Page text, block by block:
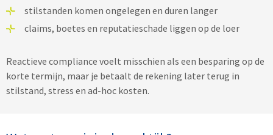
stilstanden komen ongelegen en duren langer
claims, boetes en reputatieschade liggen op de loer
Reactieve compliance voelt misschien als een besparing op de
korte termijn, maar je betaalt de rekening later terug in
stilstand, stress en ad-hoc kosten.